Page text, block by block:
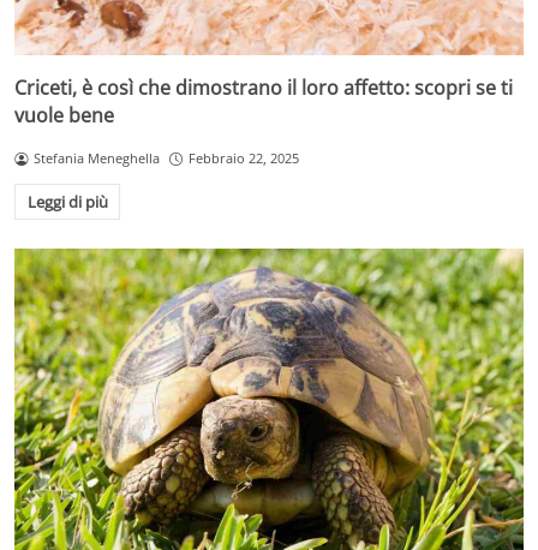
Criceti, è così che dimostrano il loro affetto: scopri se ti
vuole bene
Stefania Meneghella Febbraio 22, 2025
Leggi di più